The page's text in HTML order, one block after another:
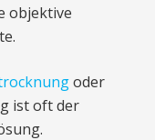
objektive
oder
ist oft der